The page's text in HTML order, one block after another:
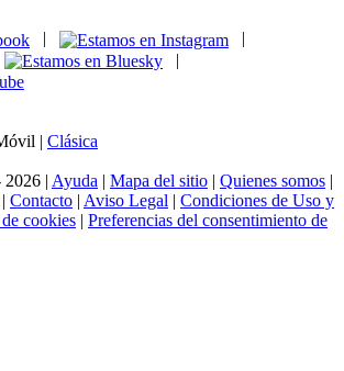
|
| Clásica
2026 | Ayuda | Mapa del sitio | Quienes somos |
| Contacto | Aviso Legal | Condiciones de Uso y
cookies | Preferencias del consentimiento de